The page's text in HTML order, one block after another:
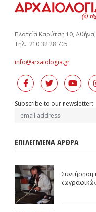
Πλατεία Καρύτση 10,
Tηλ.: 210 32 28 705
info@arxaiologia.gr
Subscribe to our newsletter:
ΕΠΙΛΕΓΜΕΝΑ ΑΡΘΡΑ
Συντήρηση